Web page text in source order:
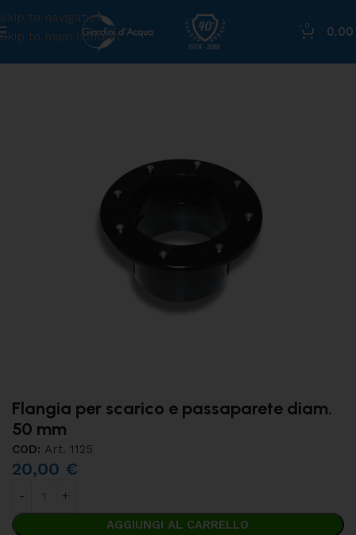
Skip to navigation
Skip to main content
0
0,00
Flangia per scarico e passaparete diam.
50 mm
COD: Art. 1125
20,00 €
AGGIUNGI AL CARRELLO